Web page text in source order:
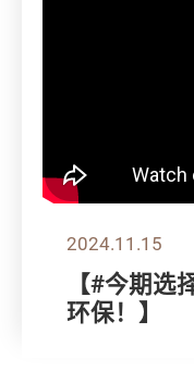
2024.11.15
【#今期选
环保！】